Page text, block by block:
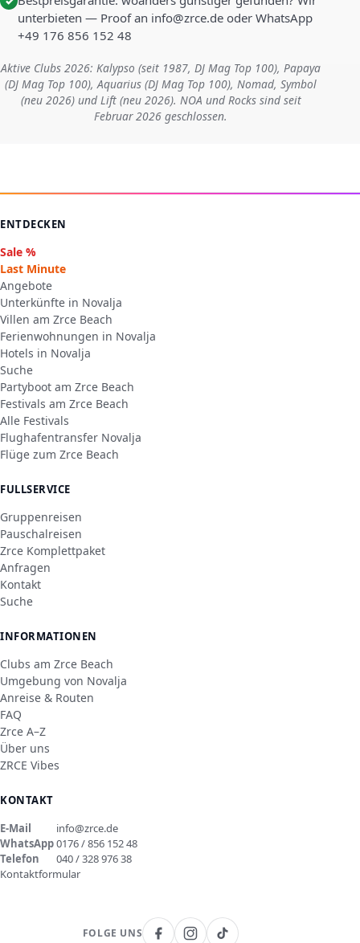
unterbieten — Proof an info@zrce.de oder WhatsApp
+49 176 856 152 48
Aktive Clubs 2026: Kalypso (seit 1987, DJ Mag Top 100), Papaya
(DJ Mag Top 100), Aquarius (DJ Mag Top 100), Nomad, Symbol
(neu 2026) und Lift (neu 2026). NOA und Rocks sind seit
Februar 2026 geschlossen.
ENTDECKEN
Sale %
Last Minute
Angebote
Unterkünfte in Novalja
Villen am Zrce Beach
Ferienwohnungen in Novalja
Hotels in Novalja
Suche
Partyboot am Zrce Beach
Festivals am Zrce Beach
Alle Festivals
Flughafentransfer Novalja
Flüge zum Zrce Beach
FULLSERVICE
Gruppenreisen
Pauschalreisen
Zrce Komplettpaket
Anfragen
Kontakt
Suche
INFORMATIONEN
Clubs am Zrce Beach
Umgebung von Novalja
Anreise & Routen
FAQ
Zrce A–Z
Über uns
ZRCE Vibes
KONTAKT
E-Mail
info@zrce.de
WhatsApp0176 / 856 152 48
Telefon
040 / 328 976 38
Kontaktformular
FOLGE UNS